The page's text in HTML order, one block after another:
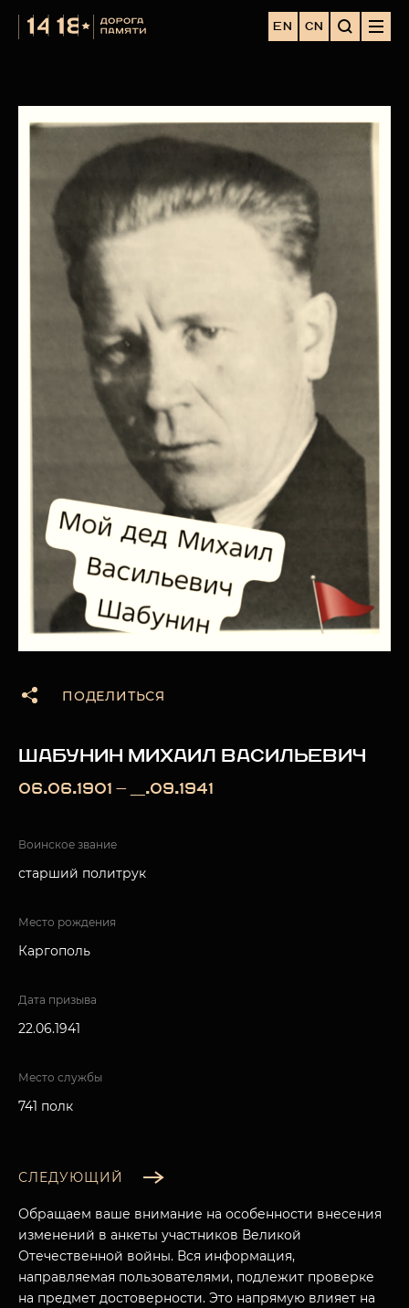
EN CN
ПОДЕЛИТЬСЯ
ШАБУНИН МИХАИЛ ВАСИЛЬЕВИЧ
06.06.1901 — __.09.1941
Воинское звание
старший политрук
Место рождения
Каргополь
Дата призыва
22.06.1941
Место службы
741 полк
СЛЕДУЮЩИЙ
Обращаем ваше внимание на особенности внесения
изменений в анкеты участников Великой
Отечественной войны. Вся информация,
направляемая пользователями, подлежит проверке
на предмет достоверности. Это напрямую влияет на